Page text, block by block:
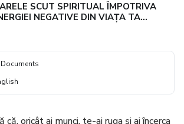
SCUT SPIRITUAL ÎMPOTRIVA
NEGATIVE DIN VIAȚA TA
oricât ai munci, te-ai ruga și ai încerca